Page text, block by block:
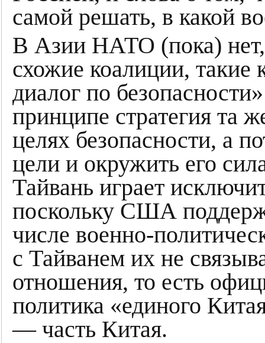
самой решать, в какой
В Азии НАТО (пока)
схожие коалиции, такие
диалог по
принципе стратегия та
целях безопасности, а
цели и окружить его
Тайвань играет
поскольку США
числе военно-
с Тайванем их не
отношения, то есть
политика «единого
— часть Китая.